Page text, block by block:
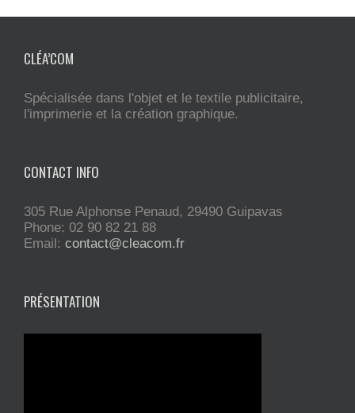
CLÉA’COM
Spécialisée dans l'objet et le textile publicitaire,
l'imprimerie et la création graphique.
CONTACT INFO
305 Rue Alphonse Penaud, 29490 Guipavas
Phone: 02 90 82 21 88
Email: contact@cleacom.fr
PRÉSENTATION